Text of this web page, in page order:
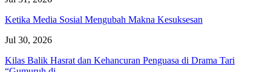
Ketika Media Sosial Mengubah Makna Kesuksesan
Jul 30, 2026
Kilas Balik Hasrat dan Kehancuran Penguasa di Drama Tari